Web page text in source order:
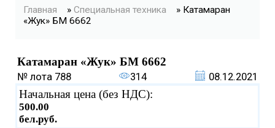
Вы здесь
Главная » Специальная техника
» Катамаран
«Жук» БМ 6662
Катамаран «Жук» БМ 6662
№ лота 788 314 08.12.2021
Начальная цена (без НДС):
500.00
бел.руб.